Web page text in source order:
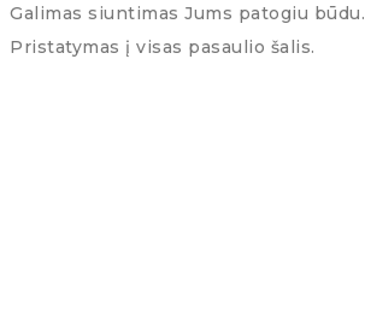
Galimas siuntimas Jums patogiu būdu.
Pristatymas į visas pasaulio šalis.